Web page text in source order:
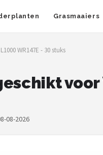
Grasmaaiers
WR147E - 30 stuks
voor
08-2026